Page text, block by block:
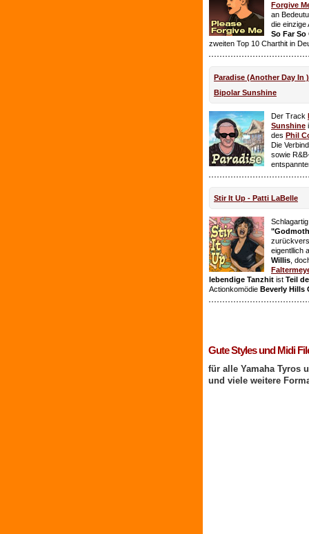
Forgive
an
die einzige
So Far So
zweiten Top 10 Charthit in
Paradise (Another Day In
Bipolar Sunshine
Der Track
Sunshine
des Phil
Die
sowie
Stir It Up - Patti LaBelle
eigentllich
Willis ,
lebendige Tanzhit ist Teil
Actionkomödie Beverly Hills
Gute Styles und Midi
für alle Yamaha Tyros
und viele weitere